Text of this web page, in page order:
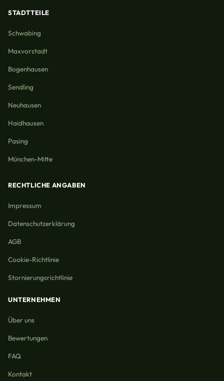
STADTTEILE
Schwabing
Maxvorstadt
Bogenhausen
Sendling
Neuhausen
Haidhausen
Pasing
München-Mitte
RECHTLICHE ANGABEN
Impressum
Datenschutzerklärung
AGB
Cookie-Richtlinie
Stornierungsrichtlinie
UNTERNEHMEN
Über uns
Bewertungen
FAQ
Kontakt